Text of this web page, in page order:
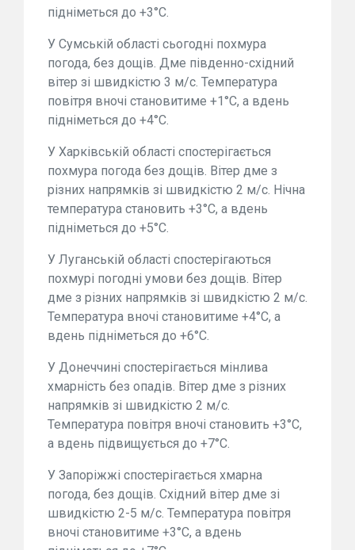
підніметься до +3°С.
У Сумській області сьогодні похмура
погода, без дощів. Дме південно-східний
вітер зі швидкістю 3 м/с. Температура
повітря вночі становитиме +1°С, а вдень
підніметься до +4°С.
У Харківській області спостерігається
похмура погода без дощів. Вітер дме з
різних напрямків зі швидкістю 2 м/с. Нічна
температура становить +3°С, а вдень
підніметься до +5°С.
У Луганській області спостерігаються
похмурі погодні умови без дощів. Вітер
дме з різних напрямків зі швидкістю 2 м/с.
Температура вночі становитиме +4°С, а
вдень підніметься до +6°С.
У Донеччині спостерігається мінлива
хмарність без опадів. Вітер дме з різних
напрямків зі швидкістю 2 м/с.
Температура повітря вночі становить +3°С,
а вдень підвищується до +7°С.
У Запоріжжі спостерігається хмарна
погода, без дощів. Східний вітер дме зі
швидкістю 2-5 м/с. Температура повітря
вночі становитиме +3°С, а вдень